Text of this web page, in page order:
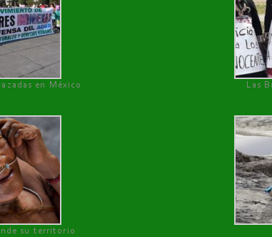
en México Las
su territorio